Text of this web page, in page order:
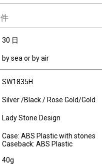
件
30 日
by sea or by air
SW1835H
Silver /Black / Rose Gold/Gold
Lady Stone Design
Case: ABS Plastic with stones
Caseback: ABS Plastic
40g